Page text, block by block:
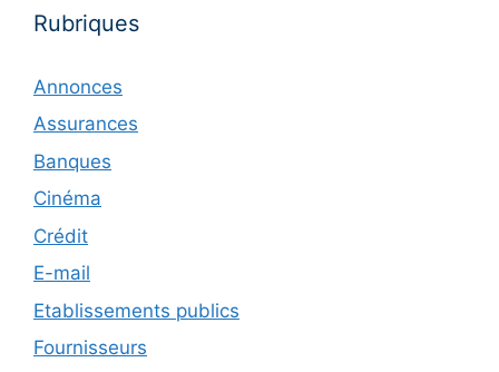
Rubriques
Annonces
Assurances
Banques
Cinéma
Crédit
E-mail
Etablissements publics
Fournisseurs